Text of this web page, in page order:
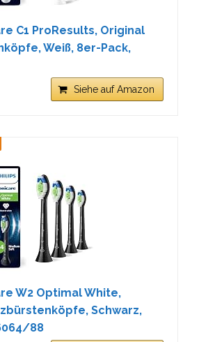
C1 ProResults, Original
Weiß, 8er-Pack,
Siehe auf Amazon
W2 Optimal White,
Schwarz,
88